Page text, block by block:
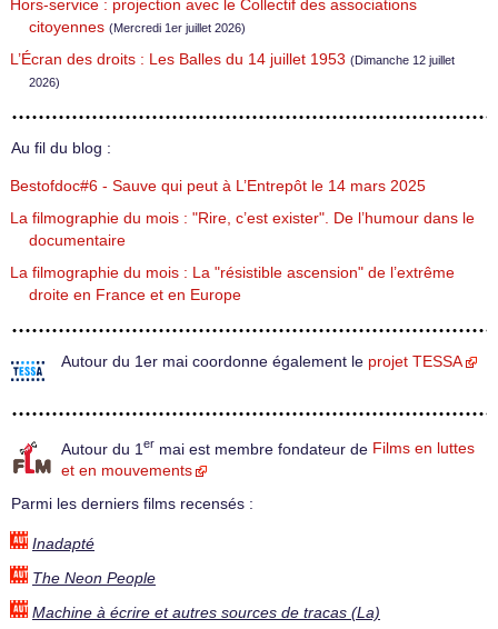
Hors-service : projection avec le Collectif des associations
citoyennes (Mercredi 1er juillet 2026)
L’Écran des droits : Les Balles du 14 juillet 1953 (Dimanche 12 juillet
2026)
Au fil du blog :
Bestofdoc#6 - Sauve qui peut à L’Entrepôt le 14 mars 2025
La filmographie du mois : "Rire, c’est exister". De l’humour dans le
documentaire
La filmographie du mois : La "résistible ascension" de l’extrême
droite en France et en Europe
Autour du 1er mai coordonne également le projet TESSA
Autour du 1 er mai est membre fondateur de Films en luttes
et en mouvements
Parmi les derniers films recensés :
Inadapté
The Neon People
Machine à écrire et autres sources de tracas (La)